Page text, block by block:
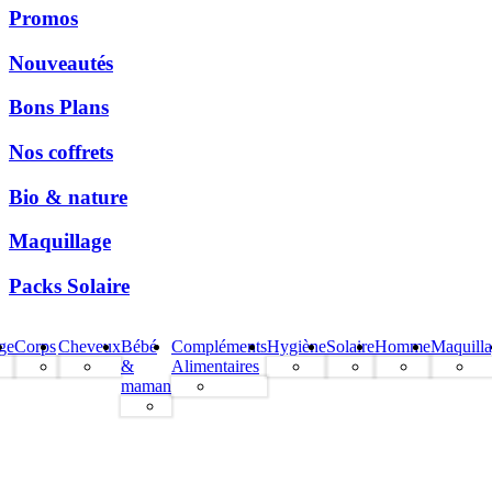
Promos
Nouveautés
Bons Plans
Nos coffrets
Bio & nature
Maquillage
Packs Solaire
CorpsCheveuxBébé
&
maman
Compléments
Alimentaires
HygièneSolaireHomme